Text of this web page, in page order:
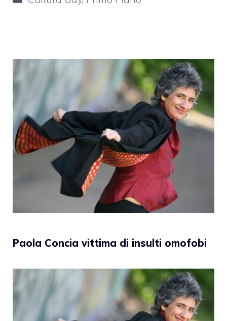
Paola Concia vittima di insulti omofobi